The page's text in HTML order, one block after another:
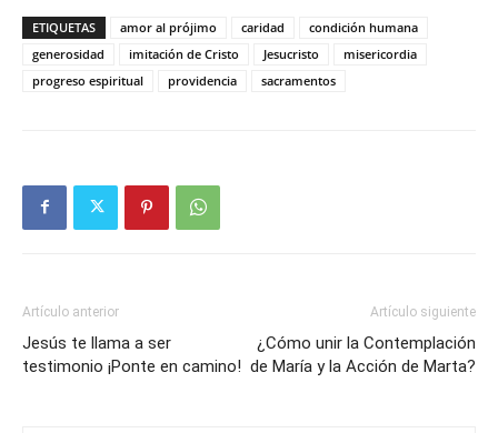
ETIQUETAS amor al prójimo caridad
condición humana
generosidad
imitación de Cristo Jesucristo
misericordia
progreso espiritual
providencia sacramentos
Artículo anterior
Jesús te llama a ser
testimonio ¡Ponte en camino!
Artículo siguiente
¿Cómo unir la Contemplación
de María y la Acción de Marta?